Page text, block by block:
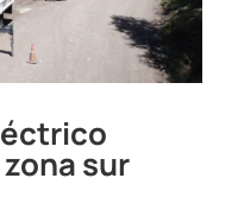
04/24
sur